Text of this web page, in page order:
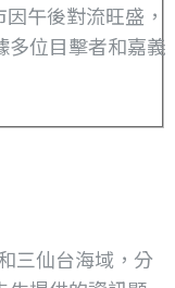
午後對流旺盛，
多位目擊者和嘉義
三仙台海域，分